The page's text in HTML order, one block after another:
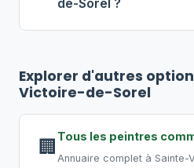
éviter toute
des travaux de nuit
de-Sorel ?
peut nécessiter5 à 10
compresser les délais.
Explorer d'autres
Victoire-de-Sorel
🏢 Tous les peintres
Annuaire complet à